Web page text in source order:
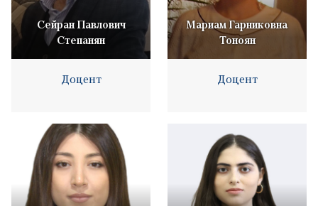
Сейран Павлович
Степанян
Доцент
Мариам Гарниковна
Тоноян
Доцент